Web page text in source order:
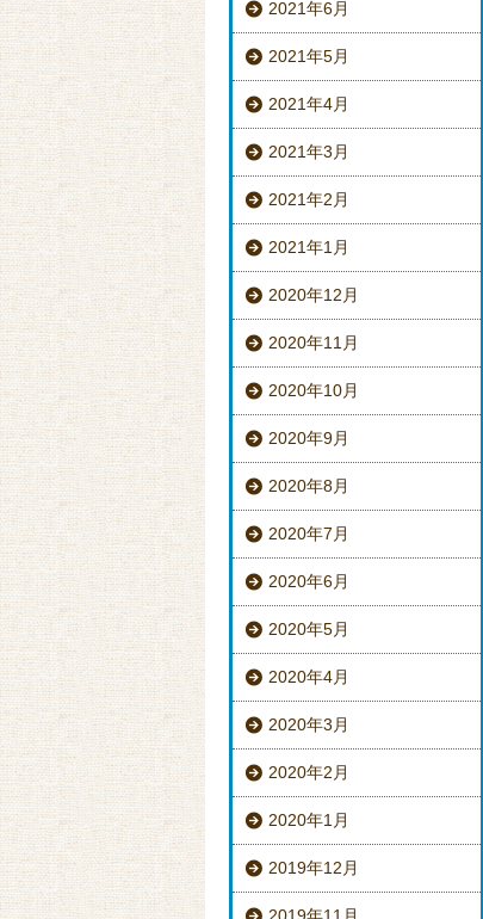
2021年6月
2021年5月
2021年4月
2021年3月
2021年2月
2021年1月
2020年12月
2020年11月
2020年10月
2020年9月
2020年8月
2020年7月
2020年6月
2020年5月
2020年4月
2020年3月
2020年2月
2020年1月
2019年12月